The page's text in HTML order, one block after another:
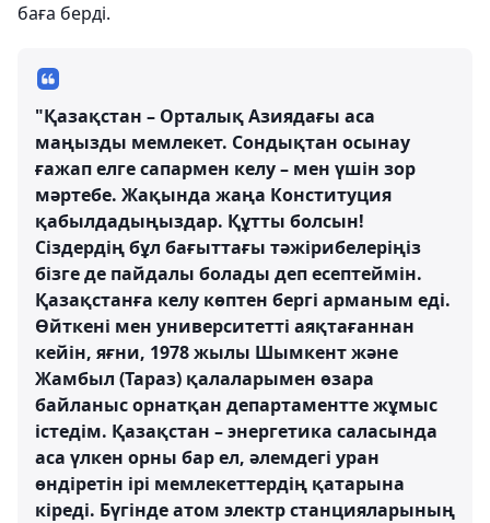
баға берді.
"Қазақстан – Орталық Азиядағы аса
маңызды мемлекет. Сондықтан осынау
ғажап елге сапармен келу – мен үшін зор
мәртебе. Жақында жаңа Конституция
қабылдадыңыздар. Құтты болсын!
Сіздердің бұл бағыттағы тәжірибелеріңіз
бізге де пайдалы болады деп есептеймін.
Қазақстанға келу көптен бергі арманым еді.
Өйткені мен университетті аяқтағаннан
кейін, яғни, 1978 жылы Шымкент және
Жамбыл (Тараз) қалаларымен өзара
байланыс орнатқан департаментте жұмыс
істедім. Қазақстан – энергетика саласында
аса үлкен орны бар ел, әлемдегі уран
өндіретін ірі мемлекеттердің қатарына
кіреді. Бүгінде атом электр станцияларының